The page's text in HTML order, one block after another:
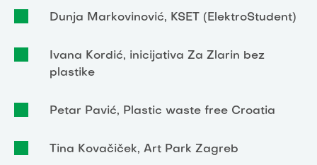
Dunja Markovinović, KSET (ElektroStudent)
Ivana Kordić, inicijativa Za Zlarin bez
plastike
Petar Pavić, Plastic waste free Croatia
Tina Kovačiček, Art Park Zagreb